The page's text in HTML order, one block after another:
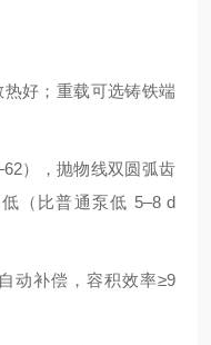
好；重载可选铸铁端
），抛物线双圆弧齿
（比普通泵低 5–8 d
动补偿，容积效率≥9